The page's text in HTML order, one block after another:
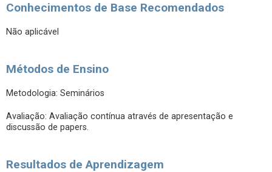
Conhecimentos de Base Recomendados
Não aplicável
Métodos de Ensino
Metodologia: Seminários
Avaliação: Avaliação contínua através de apresentação e
discussão de papers.
Resultados de Aprendizagem